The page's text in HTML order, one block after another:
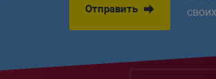
Отправить
своих